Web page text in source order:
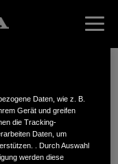
Daten, wie z. B.
Gerät und greifen
die Tracking-
Daten, um
. Durch Auswahl
werden diese